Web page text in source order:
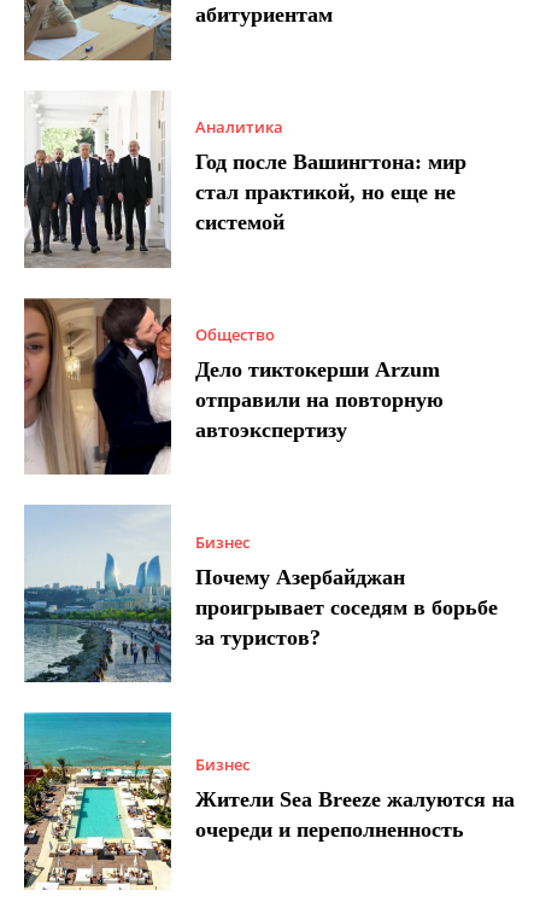
абитуриентам
Аналитика
Год после Вашингтона: мир
стал практикой, но еще не
системой
Общество
Дело тиктокерши Arzum
отправили на повторную
автоэкспертизу
Бизнес
Почему Азербайджан
проигрывает соседям в борьбе
за туристов?
Бизнес
Жители Sea Breeze жалуются на
очереди и переполненность